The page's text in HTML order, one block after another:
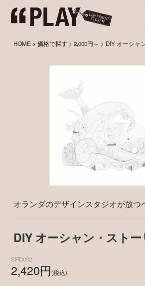
HOME >価格で探す >2,000円～ > DIY オーシャ
オランダのデザインスタジオが放つ
DIY オーシャン・ストー
SRD002
2,420円(税込)